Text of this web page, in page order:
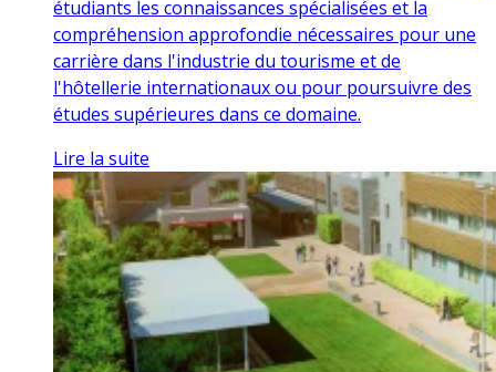
étudiants les connaissances spécialisées et la
compréhension approfondie nécessaires pour une
carrière dans l'industrie du tourisme et de
l'hôtellerie internationaux ou pour poursuivre des
études supérieures dans ce domaine.
Lire la suite